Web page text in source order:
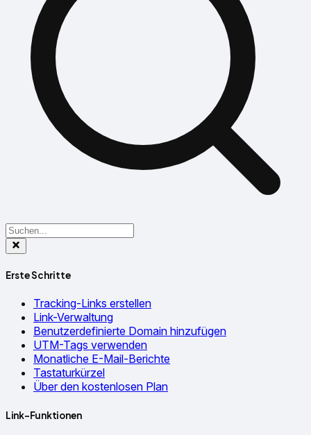
Erste Schritte
Tracking-Links erstellen
Link-Verwaltung
Benutzerdefinierte Domain hinzufügen
UTM-Tags verwenden
Monatliche E-Mail-Berichte
Tastaturkürzel
Über den kostenlosen Plan
Link-Funktionen